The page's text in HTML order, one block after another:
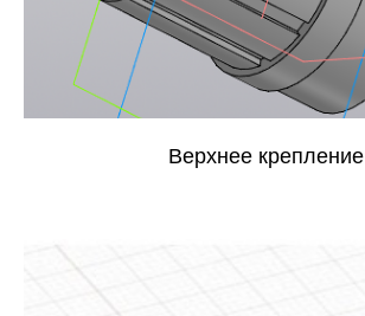
Верхнее крепление